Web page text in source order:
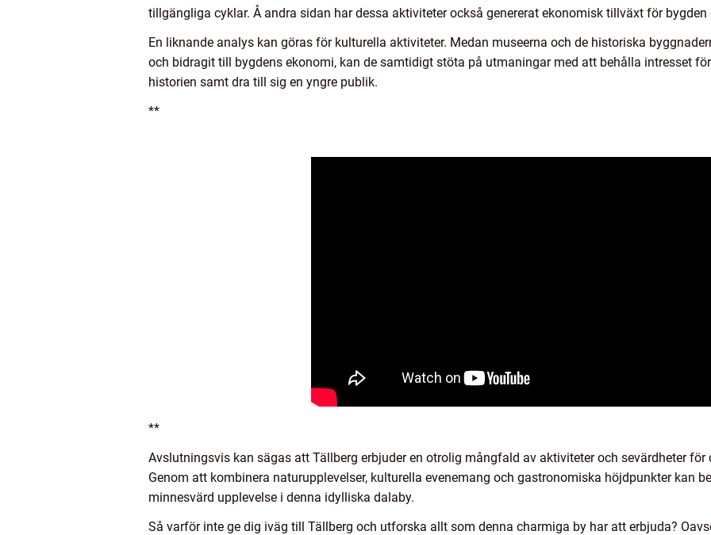
tillgängliga cyklar. Å andra sidan har dessa aktiviteter också genererat ekonomisk tillväxt för
En liknande analys kan göras för kulturella aktiviteter. Medan museerna och de historiska
och bidragit till bygdens ekonomi, kan de samtidigt stöta på utmaningar med att behålla intresset
historien samt dra till sig en yngre publik.
**
**
Avslutningsvis kan sägas att Tällberg erbjuder en otrolig mångfald av aktiviteter och sevärdheter för
Genom att kombinera naturupplevelser, kulturella evenemang och gastronomiska höjdpunkter kan
minnesvärd upplevelse i denna idylliska dalaby.
Så varför inte ge dig iväg till Tällberg och utforska allt som denna charmiga by har att erbjuda?